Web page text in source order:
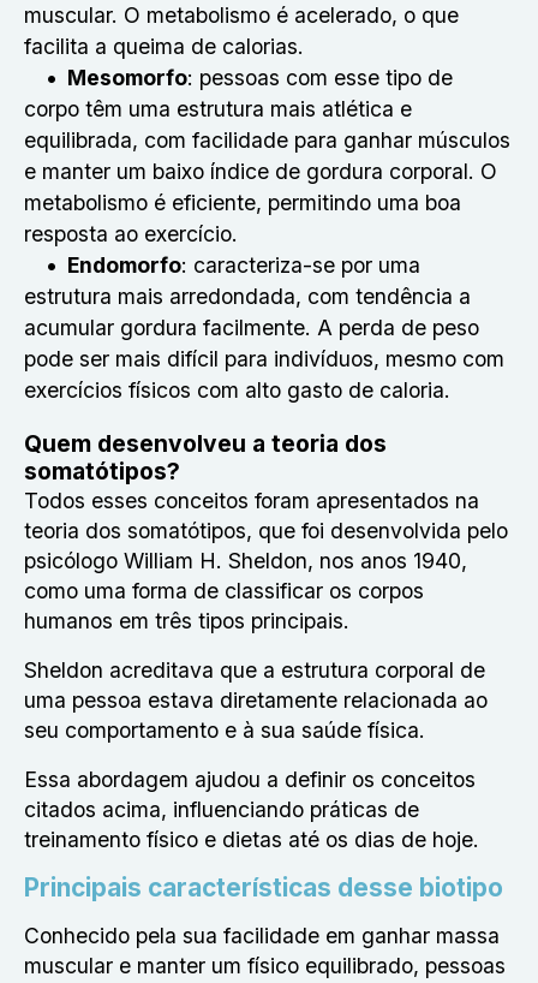
muscular. O metabolismo é acelerado, o que
facilita a queima de calorias.
Mesomorfo: pessoas com esse tipo de
corpo têm uma estrutura mais atlética e
equilibrada, com facilidade para ganhar músculos
e manter um baixo índice de gordura corporal. O
metabolismo é eficiente, permitindo uma boa
resposta ao exercício.
Endomorfo: caracteriza-se por uma
estrutura mais arredondada, com tendência a
acumular gordura facilmente. A perda de peso
pode ser mais difícil para indivíduos, mesmo com
exercícios físicos com alto gasto de caloria.
Quem desenvolveu a teoria dos
somatótipos?
Todos esses conceitos foram apresentados na
teoria dos somatótipos, que foi desenvolvida pelo
psicólogo William H. Sheldon, nos anos 1940,
como uma forma de classificar os corpos
humanos em três tipos principais.
Sheldon acreditava que a estrutura corporal de
uma pessoa estava diretamente relacionada ao
seu comportamento e à sua saúde física.
Essa abordagem ajudou a definir os conceitos
citados acima, influenciando práticas de
treinamento físico e dietas até os dias de hoje.
Principais características desse biotipo
Conhecido pela sua facilidade em ganhar massa
muscular e manter um físico equilibrado, pessoas